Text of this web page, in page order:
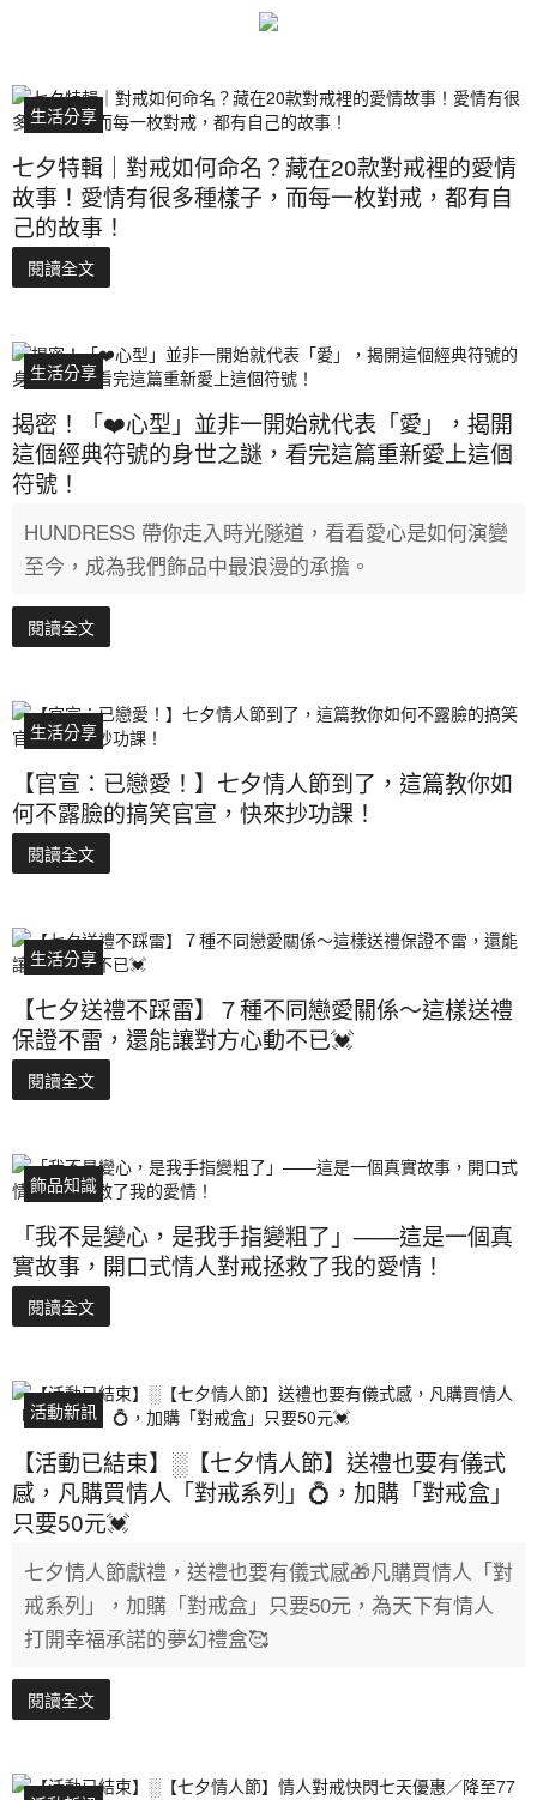
生活分享
七夕特輯｜對戒如何命名？藏在20款對戒裡的愛情
故事！愛情有很多種樣子，而每一枚對戒，都有自
己的故事！
閱讀全文
生活分享
揭密！「❤️心型」並非一開始就代表「愛」，揭開
這個經典符號的身世之謎，看完這篇重新愛上這個
符號！
HUNDRESS 帶你走入時光隧道，看看愛心是如何演變
至今，成為我們飾品中最浪漫的承擔。
閱讀全文
生活分享
【官宣：已戀愛！】七夕情人節到了，這篇教你如
何不露臉的搞笑官宣，快來抄功課！
閱讀全文
生活分享
【七夕送禮不踩雷】７種不同戀愛關係～這樣送禮
保證不雷，還能讓對方心動不已💓
閱讀全文
飾品知識
「我不是變心，是我手指變粗了」——這是一個真
實故事，開口式情人對戒拯救了我的愛情！
閱讀全文
活動新訊
【活動已結束】░【七夕情人節】送禮也要有儀式
感，凡購買情人「對戒系列」💍，加購「對戒盒」
只要50元💓
七夕情人節獻禮，送禮也要有儀式感🎁凡購買情人「對
戒系列」，加購「對戒盒」只要50元，為天下有情人
打開幸福承諾的夢幻禮盒🥰
閱讀全文